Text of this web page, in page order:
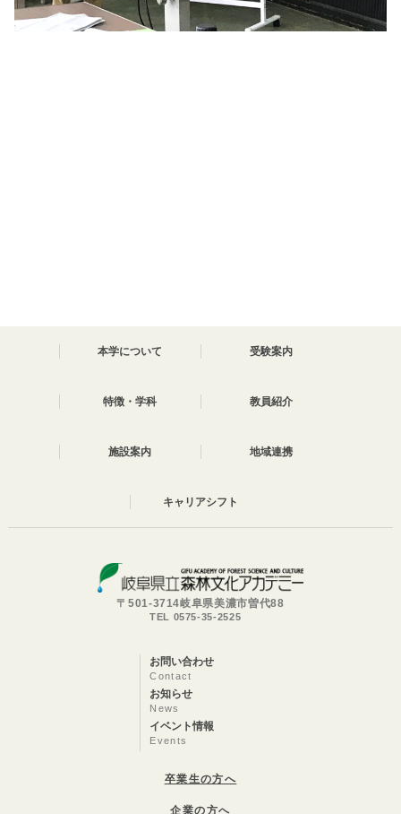
本学について 受験案内
特徴・学科 教員紹介
施設案内 地域連携
キャリアシフト
〒501-3714岐阜県美濃市曽代88
TEL 0575-35-2525
お問い合わせ
Contact
お知らせ
News
イベント情報
Events
卒業生の方へ
企業の方へ